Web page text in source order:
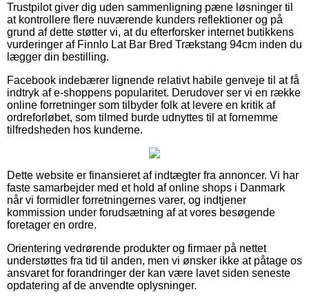
Trustpilot giver dig uden sammenligning pæne løsninger til
at kontrollere flere nuværende kunders reflektioner og på
grund af dette støtter vi, at du efterforsker internet butikkens
vurderinger af Finnlo Lat Bar Bred Trækstang 94cm inden du
lægger din bestilling.
Facebook indebærer lignende relativt habile genveje til at få
indtryk af e-shoppens popularitet. Derudover ser vi en række
online forretninger som tilbyder folk at levere en kritik af
ordreforløbet, som tilmed burde udnyttes til at fornemme
tilfredsheden hos kunderne.
Dette website er finansieret af indtægter fra annoncer. Vi har
faste samarbejder med et hold af online shops i Danmark
når vi formidler forretningernes varer, og indtjener
kommission under forudsætning af at vores besøgende
foretager en ordre.
Orientering vedrørende produkter og firmaer på nettet
understøttes fra tid til anden, men vi ønsker ikke at påtage os
ansvaret for forandringer der kan være lavet siden seneste
opdatering af de anvendte oplysninger.